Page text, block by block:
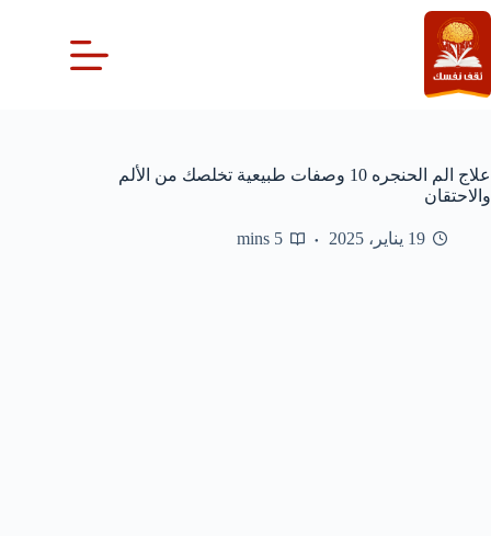
التجاوز
إلى
المحتوى
علاج الم الحنجره 10 وصفات طبيعية تخلصك من الألم
والاحتقان
19 يناير، 2025 5 mins